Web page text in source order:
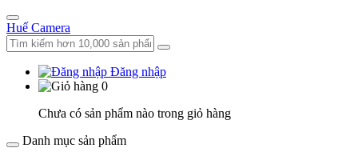
Huế Camera
Đăng nhập
0
Chưa có sản phẩm nào trong giỏ hàng
Danh mục sản phẩm